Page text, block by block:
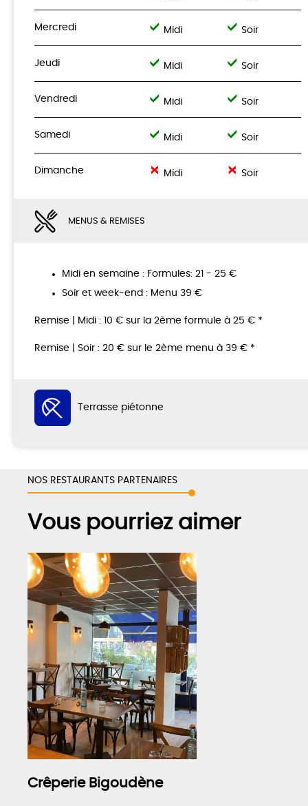
Mercredi Midi Soir
Jeudi Midi Soir
Vendredi Midi Soir
Samedi Midi Soir
Dimanche Midi Soir
MENUS & REMISES
Midi en semaine : Formules: 21 - 25 €
Soir et week-end : Menu 39 €
Remise | Midi : 10 € sur la 2ème formule à 25 € *
Remise | Soir : 20 € sur le 2ème menu à 39 € *
Terrasse piétonne
NOS RESTAURANTS PARTENAIRES
Vous pourriez aimer
Crêperie Bigoudène